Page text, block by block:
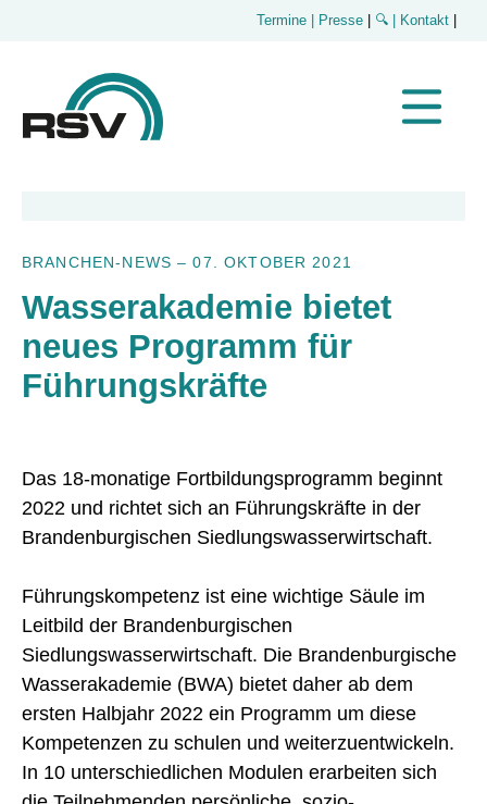
Termine | Presse 🔍 | Kontakt
BRANCHEN-NEWS –07. OKTOBER 2021
Wasserakademie bietet
neues Programm für
Führungskräfte
Das 18-monatige Fortbildungsprogramm beginnt
2022 und richtet sich an Führungskräfte in der
Brandenburgischen Siedlungswasserwirtschaft.
Führungskompetenz ist eine wichtige Säule im
Leitbild der Brandenburgischen
Siedlungswasserwirtschaft. Die Brandenburgische
Wasserakademie (BWA) bietet daher ab dem
ersten Halbjahr 2022 ein Programm um diese
Kompetenzen zu schulen und weiterzuentwickeln.
In 10 unterschiedlichen Modulen erarbeiten sich